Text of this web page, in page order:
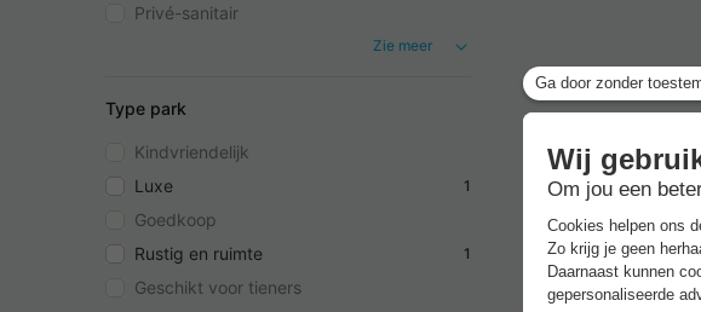
Privé-sanitair
Zie meer
Type park
Kindvriendelijk
Luxe
1
Goedkoop
Rustig en ruimte
1
Geschikt voor tieners